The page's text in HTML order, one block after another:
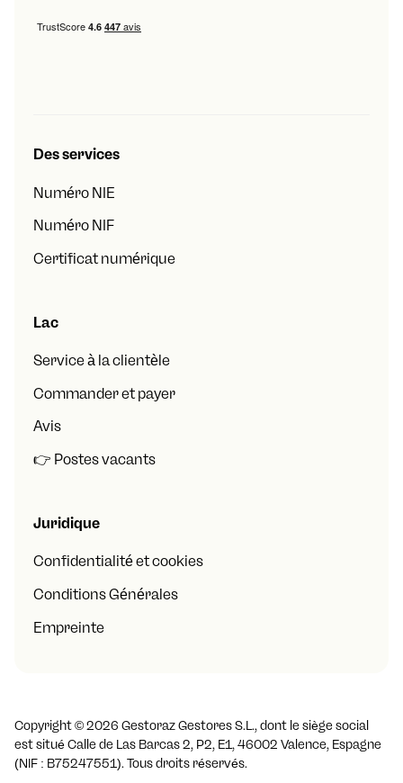
Des services
Numéro NIE
Numéro NIF
Certificat numérique
Lac
Service à la clientèle
Commander et payer
Avis
👉 Postes vacants
Juridique
Confidentialité et cookies
Conditions Générales
Empreinte
Copyright ©2026 Gestoraz Gestores S.L., dont le siège social
est situé Calle de Las Barcas 2, P2, E1, 46002 Valence, Espagne
(NIF : B75247551). Tous droits réservés.